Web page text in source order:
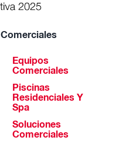
Comerciales
Equipos
Comerciales
Piscinas
Residenciales Y
Spa
Soluciones
Comerciales